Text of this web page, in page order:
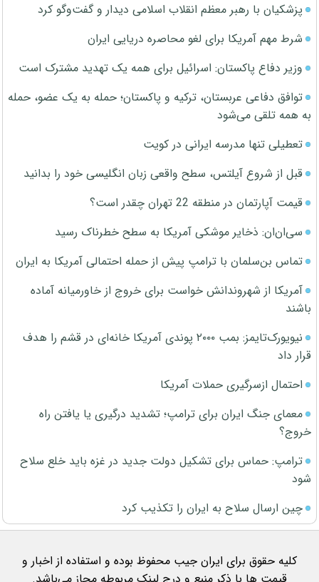
پزشکیان با رهبر معظم انقلاب اسلامی دیدار و گفت‌وگو کرد
شرط مهم آمریکا برای لغو محاصره دریایی ایران
وزیر دفاع پاکستان: اسرائیل برای همه یک تهدید مشترک است
توافق دفاعی عربستان، ترکیه و پاکستان؛ حمله به یک عضو، حمله
به همه تلقی می‌شود
تعطیلی تنها مدرسه ایرانی در کویت
قبل از شروع آیلتس، سطح واقعی زبان انگلیسی خود را بدانید
قیمت آپارتمان در منطقه 22 تهران چقدر است؟
سی‌ان‌ان: ذخایر موشکی آمریکا به سطح خطرناک رسید
تماس بن‌سلمان با ترامپ پیش از حمله احتمالی آمریکا به ایران
آمریکا از شهروندانش خواست برای خروج از خاورمیانه آماده
باشند
نیویورک‌تایمز: بمب ۲۰۰۰ پوندی آمریکا خانه‌ای در قشم را هدف
قرار داد
احتمال ازسرگیری حملات آمریکا
معمای جنگ ایران برای ترامپ؛ تشدید درگیری یا یافتن راه
خروج؟
ترامپ: حماس برای تشکیل دولت جدید در غزه باید خلع سلاح
شود
چین ارسال سلاح به ایران را تکذیب کرد
کلیه حقوق برای ایران جیب محفوظ بوده و استفاده از اخبار و